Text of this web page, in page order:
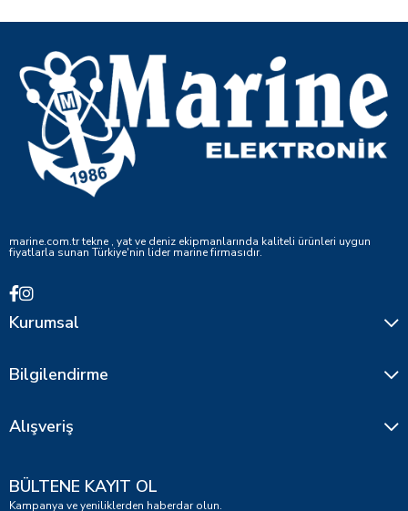
marine.com.tr tekne , yat ve deniz ekipmanlarında kaliteli ürünleri uygun
fiyatlarla sunan Türkiye'nin lider marine firmasıdır.
Kurumsal
Bilgilendirme
Alışveriş
BÜLTENE KAYIT OL
Kampanya ve yeniliklerden haberdar olun.